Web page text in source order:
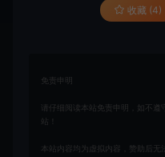
收藏 (4)
免责申明
请仔细阅读本站免责申明，如不遵
站！
本站内容均为虚拟内容，赞助后无